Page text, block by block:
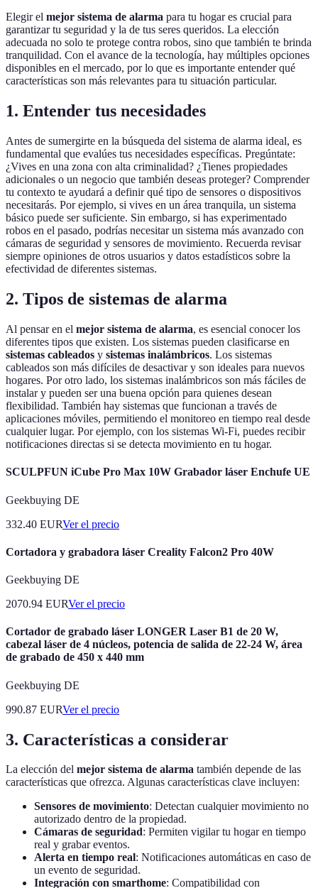
Elegir el mejor sistema de alarma para tu hogar es crucial para
garantizar tu seguridad y la de tus seres queridos. La elección
adecuada no solo te protege contra robos, sino que también te brinda
tranquilidad. Con el avance de la tecnología, hay múltiples opciones
disponibles en el mercado, por lo que es importante entender qué
características son más relevantes para tu situación particular.
1. Entender tus necesidades
Antes de sumergirte en la búsqueda del sistema de alarma ideal, es
fundamental que evalúes tus necesidades específicas. Pregúntate:
¿Vives en una zona con alta criminalidad? ¿Tienes propiedades
adicionales o un negocio que también deseas proteger? Comprender
tu contexto te ayudará a definir qué tipo de sensores o dispositivos
necesitarás. Por ejemplo, si vives en un área tranquila, un sistema
básico puede ser suficiente. Sin embargo, si has experimentado
robos en el pasado, podrías necesitar un sistema más avanzado con
cámaras de seguridad y sensores de movimiento. Recuerda revisar
siempre opiniones de otros usuarios y datos estadísticos sobre la
efectividad de diferentes sistemas.
2. Tipos de sistemas de alarma
Al pensar en el mejor sistema de alarma, es esencial conocer los
diferentes tipos que existen. Los sistemas pueden clasificarse en
sistemas cableados y sistemas inalámbricos. Los sistemas
cableados son más difíciles de desactivar y son ideales para nuevos
hogares. Por otro lado, los sistemas inalámbricos son más fáciles de
instalar y pueden ser una buena opción para quienes desean
flexibilidad. También hay sistemas que funcionan a través de
aplicaciones móviles, permitiendo el monitoreo en tiempo real desde
cualquier lugar. Por ejemplo, con los sistemas Wi-Fi, puedes recibir
notificaciones directas si se detecta movimiento en tu hogar.
SCULPFUN iCube Pro Max 10W Grabador láser Enchufe UE
Geekbuying DE
332.40 EURVer el precio
Cortadora y grabadora láser Creality Falcon2 Pro 40W
Geekbuying DE
2070.94 EURVer el precio
Cortador de grabado láser LONGER Laser B1 de 20 W,
cabezal láser de 4 núcleos, potencia de salida de 22-24 W, área
de grabado de 450 x 440 mm
Geekbuying DE
990.87 EURVer el precio
3. Características a considerar
La elección del mejor sistema de alarma también depende de las
características que ofrezca. Algunas características clave incluyen:
Sensores de movimiento: Detectan cualquier movimiento no
autorizado dentro de la propiedad.
Cámaras de seguridad: Permiten vigilar tu hogar en tiempo
real y grabar eventos.
Alerta en tiempo real: Notificaciones automáticas en caso de
un evento de seguridad.
Integración con smarthome: Compatibilidad con